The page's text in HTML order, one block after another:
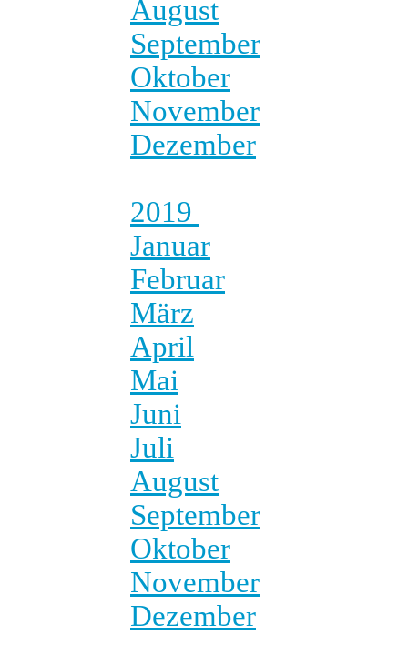
August
September
Oktober
November
Dezember
2019
Januar
Februar
März
April
Mai
Juni
Juli
August
September
Oktober
November
Dezember